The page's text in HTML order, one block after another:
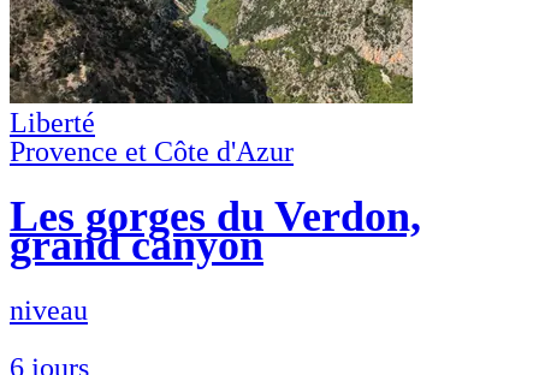
Liberté
Provence et Côte d'Azur
Les gorges du Verdon,
grand canyon
niveau
6 jours